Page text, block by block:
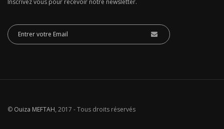
© Ouiza MEFTAH, 2017 - Tous droits réservés